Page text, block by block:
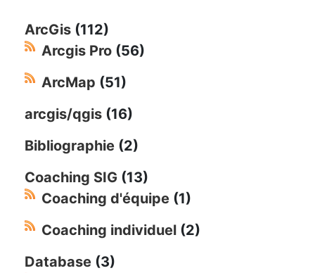
ArcGis (112)
Arcgis Pro (56)
ArcMap (51)
arcgis/qgis (16)
Bibliographie (2)
Coaching SIG (13)
Coaching d'équipe (1)
Coaching individuel (2)
Database (3)